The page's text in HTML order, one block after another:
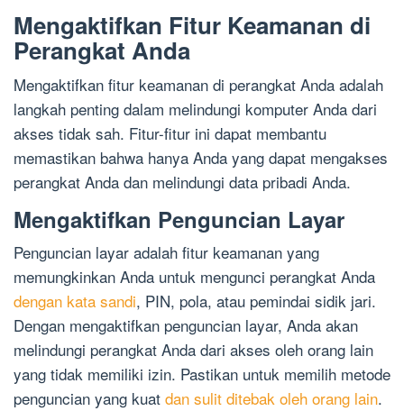
Mengaktifkan Fitur Keamanan di
Perangkat Anda
Mengaktifkan fitur keamanan di perangkat Anda adalah
langkah penting dalam melindungi komputer Anda dari
akses tidak sah. Fitur-fitur ini dapat membantu
memastikan bahwa hanya Anda yang dapat mengakses
perangkat Anda dan melindungi data pribadi Anda.
Mengaktifkan Penguncian Layar
Penguncian layar adalah fitur keamanan yang
memungkinkan Anda untuk mengunci perangkat Anda
dengan kata sandi, PIN, pola, atau pemindai sidik jari.
Dengan mengaktifkan penguncian layar, Anda akan
melindungi perangkat Anda dari akses oleh orang lain
yang tidak memiliki izin. Pastikan untuk memilih metode
penguncian yang kuat dan sulit ditebak oleh orang lain.